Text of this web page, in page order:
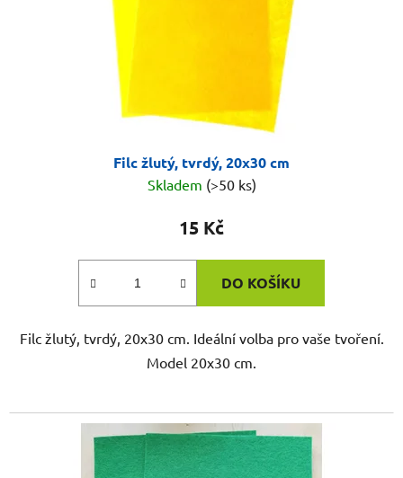
Filc žlutý, tvrdý, 20x30 cm
Skladem (>50 ks)
15 Kč
DO KOŠÍKU
Filc žlutý, tvrdý, 20x30 cm. Ideální volba pro vaše tvoření.
Model 20x30 cm.